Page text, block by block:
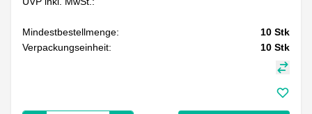
Mindestbestellmenge: 10 Stk
Verpackungseinheit:
10 Stk